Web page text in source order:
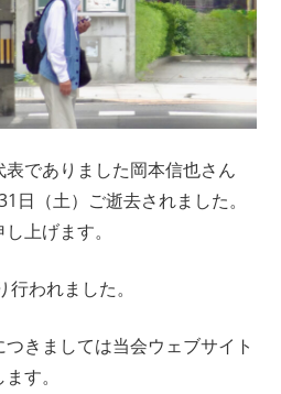
でありました岡本信也さん
日（土）ご逝去されました。
上げます。
われました。
きましては当会ウェブサイト
す。